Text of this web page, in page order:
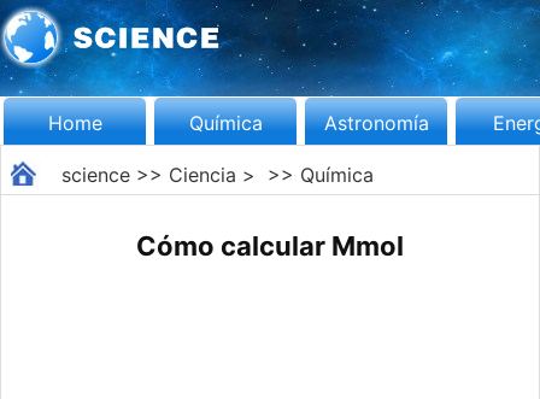
Home Química Astronomía
science>> Ciencia > >> Química
Cómo calcular Mmol